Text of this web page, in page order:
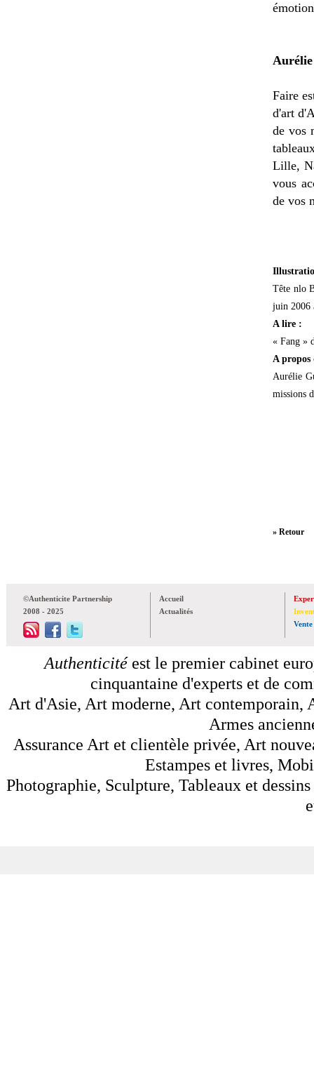
Aurélie
Faire
d'art
de vos
Lille,
vous
de vos
Tête nlo
juin 2006
A lire :
« Fang »
A propos
Aurélie
missions
» Retour
©Authenticite Partnership
2008 - 2025
Accueil
Actualités
Vente
Authenticitéest le premier cabinet
cinquantaine d'experts et de
Art d'Asie, Art moderne, Art contemporain,
Armes
Assurance Art et clientèle privée, Art
Estampes et livres,
Photographie, Sculpture, Tableaux et